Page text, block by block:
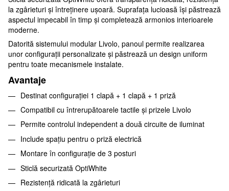
la zgârieturi și întreținere ușoară. Suprafața lucioasă își păstrează
aspectul impecabil în timp și completează armonios interioarele
moderne.
Datorită sistemului modular Livolo, panoul permite realizarea
unor configurații personalizate și păstrează un design uniform
pentru toate mecanismele instalate.
Avantaje
Destinat configurației 1 clapă + 1 clapă + 1 priză
Compatibil cu întrerupătoarele tactile și prizele Livolo
Permite controlul independent a două circuite de iluminat
Include spațiu pentru o priză electrică
Montare în configurație de 3 posturi
Sticlă securizată OptiWhite
Rezistență ridicată la zgârieturi